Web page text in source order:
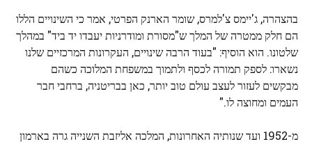
בהצהרה, ג'יימס צ'למרס, שומר הארנק הפרטי, אמר כי השינויים הללו
הם חלק ממטרה של המלך ש"מסורת ומודרניות יעבדו יד ביד" במהלך
שלטונו. הוא הוסיף: "בעוד הרבה שינויים, העקרונות המרכזיים שלנו
נשארו: לספק תמורה לכסף ולתמוך במשפחת המלוכה כשהם
מבקשים לעזור לעצב עולם טוב יותר, כאן בבריטניה, ברחבי חבר
העמים ומחוצה לו."
מ-1952 ועד שנותיה האחרונות, המלכה אליזבת השנייה גרה בארמון